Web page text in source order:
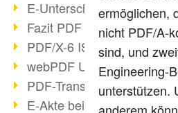
E-Unterschriften für
Fazit PDF Days 2021
PDF/X-6 ISO-Norm
webPDF Update
PDF-Transparenz beim
E-Akte bei Behörden
ermöglichen,
nicht PDF/A-
sind, und
Engineering-
unterstützen.
anderem